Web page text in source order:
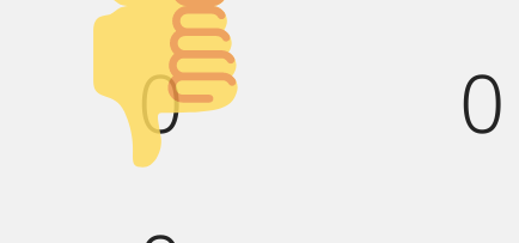
0 0
Палец
вниз!